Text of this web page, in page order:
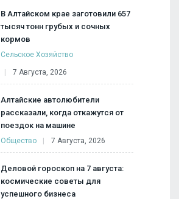
В Алтайском крае заготовили 657
тысяч тонн грубых и сочных
кормов
Сельское Хозяйство
7 Августа, 2026
Алтайские автолюбители
рассказали, когда откажутся от
поездок на машине
Общество 7 Августа, 2026
Деловой гороскоп на 7 августа:
космические советы для
успешного бизнеса